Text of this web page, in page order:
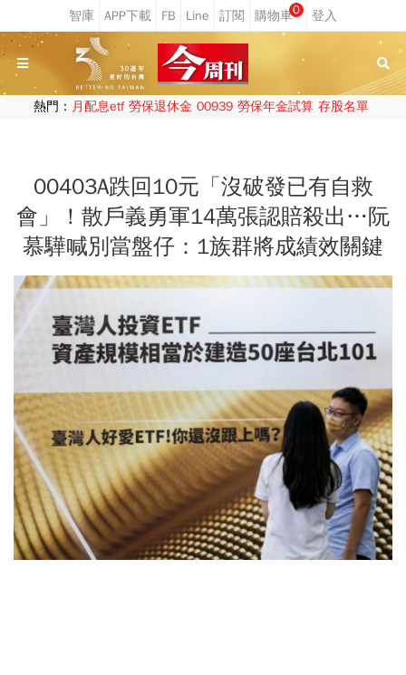
0
熱門： 月配息etf 勞保退休金 00939 勞保年金試算 存股名單
00403A跌回10元「沒破發已有自救
會」！散戶義勇軍14萬張認賠殺出…阮
慕驊喊別當盤仔：1族群將成績效關鍵